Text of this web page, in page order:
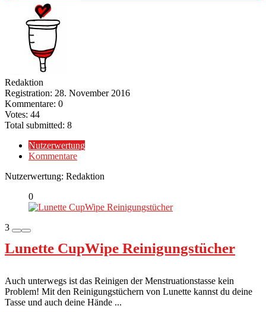
Redaktion
Registration: 28. November 2016
Kommentare: 0
Votes: 44
Total submitted: 8
Nutzerwertung
Kommentare
Nutzerwertung: Redaktion
0
3
Lunette CupWipe Reinigungstücher
Auch unterwegs ist das Reinigen der Menstruationstasse kein
Problem! Mit den Reinigungstüchern von Lunette kannst du deine
Tasse und auch deine Hände ...